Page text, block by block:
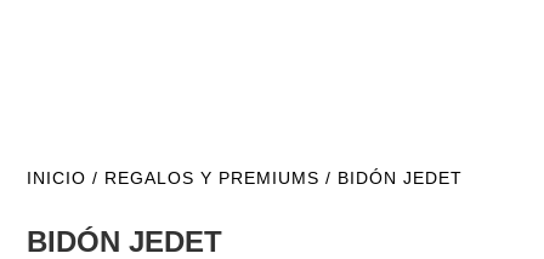
INICIO / REGALOS Y PREMIUMS / BIDÓN JEDET
BIDÓN JEDET